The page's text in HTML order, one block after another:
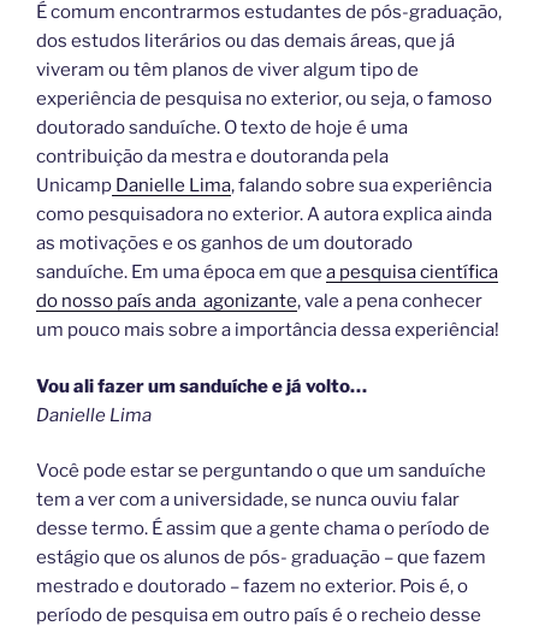
o
k
n
É comum encontrarmos estudantes de pós-graduação,
dos estudos literários ou das demais áreas, que já
viveram ou têm planos de viver algum tipo de
experiência de pesquisa no exterior, ou seja, o famoso
doutorado sanduíche. O texto de hoje é uma
contribuição da mestra e doutoranda pela
Unicamp Danielle Lima, falando sobre sua experiência
como pesquisadora no exterior. A autora explica ainda
as motivações e os ganhos de um doutorado
sanduíche. Em uma época em que a pesquisa científica
do nosso país anda agonizante, vale a pena conhecer
um pouco mais sobre a importância dessa experiência!
Vou ali fazer um sanduíche e já volto…
Danielle Lima
Você pode estar se perguntando o que um sanduíche
tem a ver com a universidade, se nunca ouviu falar
desse termo. É assim que a gente chama o período de
estágio que os alunos de pós- graduação – que fazem
mestrado e doutorado – fazem no exterior. Pois é, o
período de pesquisa em outro país é o recheio desse